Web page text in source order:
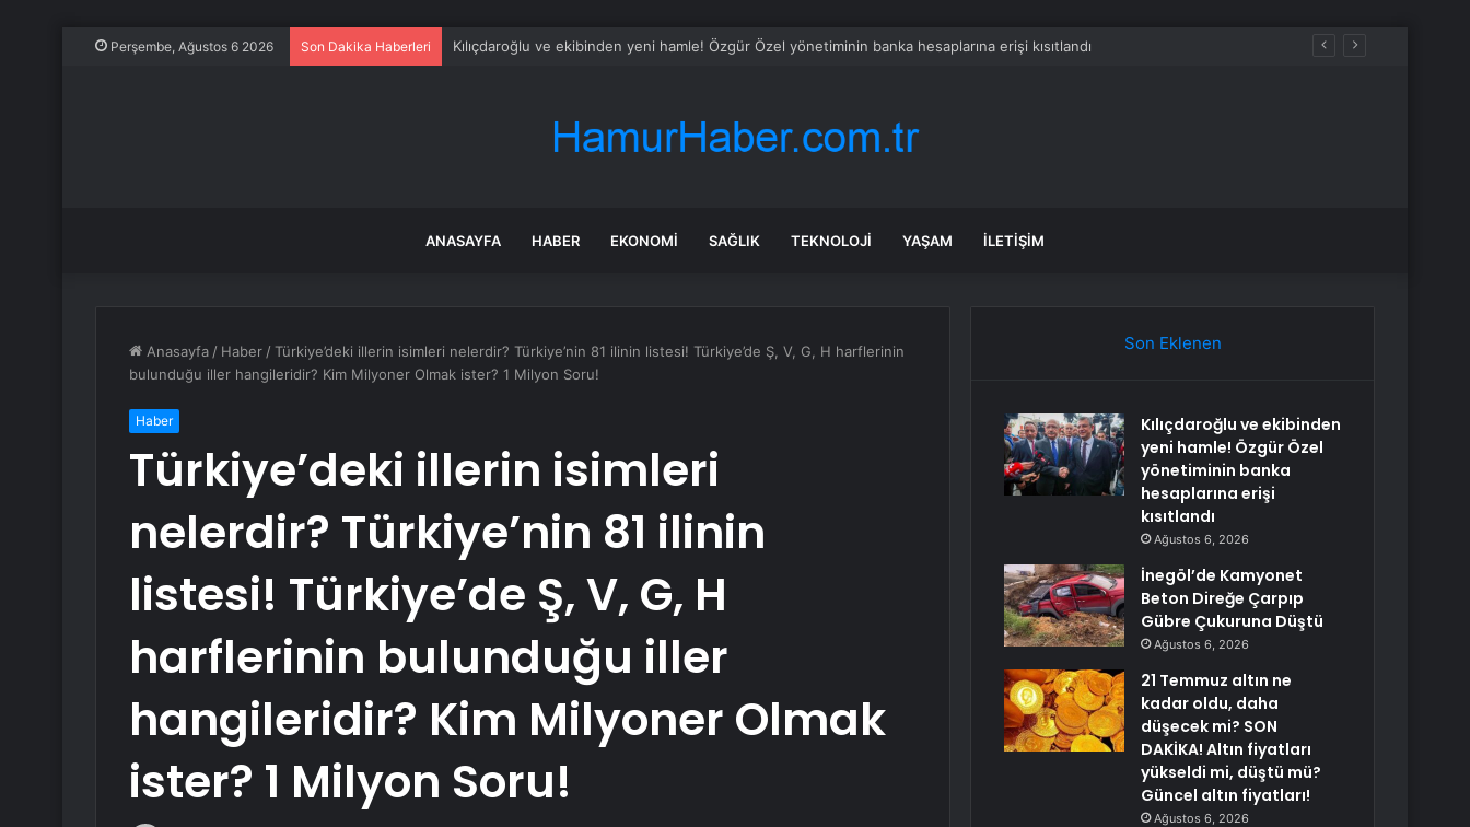
Perşembe, Ağustos 6 2026 Son Dakika Haberleri İnegöl’de Kamyonet Beton Direğe Çarpıp Gübre Çukuruna Düştü
ANASAYFA HABER EKONOMI SAĞLIK TEKNOLOJI YAŞAM İLETIŞIM
Anasayfa / Haber /Türkiye’deki illerin isimleri nelerdir? Türkiye’nin 81 ilinin listesi! Türkiye’de Ş, V, G, H harflerinin
bulunduğu iller hangileridir? Kim Milyoner Olmak ister? 1 Milyon Soru!
Haber
Türkiye’deki illerin isimleri
nelerdir? Türkiye’nin 81 ilinin
listesi! Türkiye’de Ş, V, G, H
harflerinin bulunduğu iller
hangileridir? Kim Milyoner Olmak
ister? 1 Milyon Soru!
Son Eklenen
Kılıçdaroğlu ve ekibinden
yeni hamle! Özgür Özel
yönetiminin banka
hesaplarına erişi
kısıtlandı
Ağustos 6, 2026
İnegöl’de Kamyonet
Beton Direğe Çarpıp
Gübre Çukuruna Düştü
Ağustos 6, 2026
21 Temmuz altın ne
kadar oldu, daha
düşecek mi? SON
DAKİKA! Altın fiyatları
yükseldi mi, düştü mü?
Güncel altın fiyatları!
Ağustos 6, 2026